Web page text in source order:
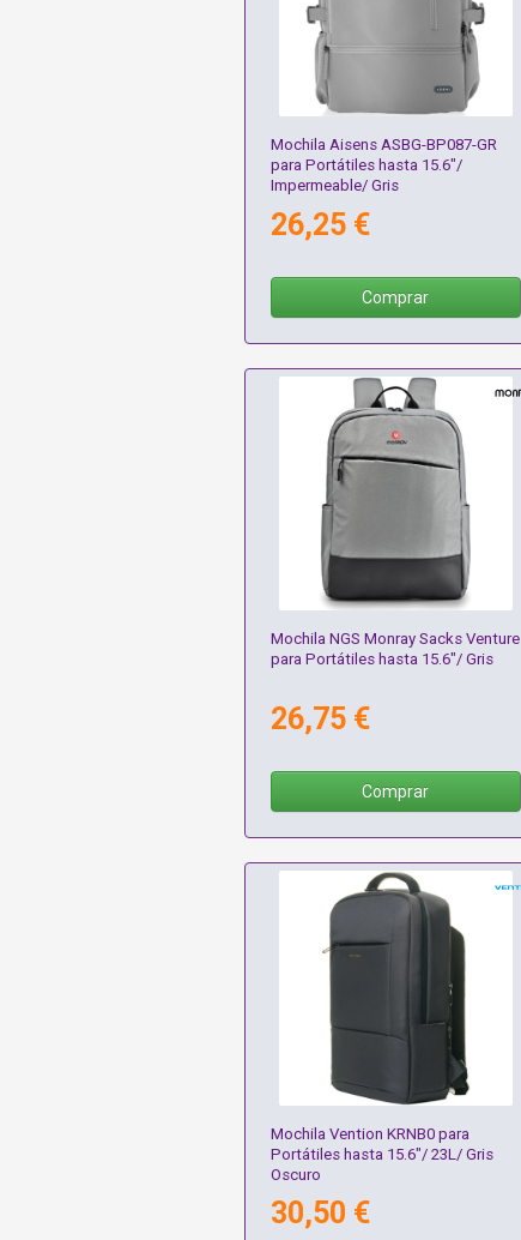
Mochila Aisens ASBG-BP087-GR
para Portátiles hasta 15.6"/
Impermeable/ Gris
26,25 €
Comprar
Mochila NGS Monray Sacks Venture
para Portátiles hasta 15.6"/ Gris
26,75 €
Comprar
Mochila Vention KRNB0 para
Portátiles hasta 15.6"/ 23L/ Gris
Oscuro
30,50 €